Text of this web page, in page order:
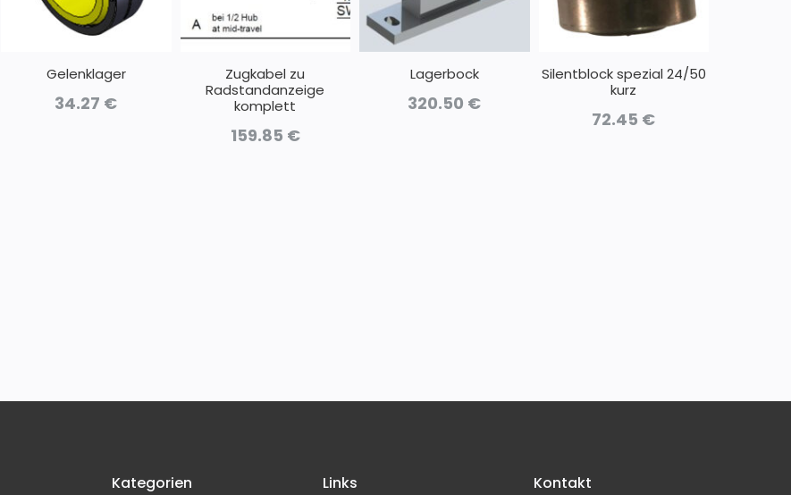
Gelenklager
34.27 €
Zugkabel zu
Radstandanzeige
komplett
159.85 €
Lagerbock
320.50 €
Silentblock spezial 24/50
kurz
72.45 €
Kategorien Links Kontakt